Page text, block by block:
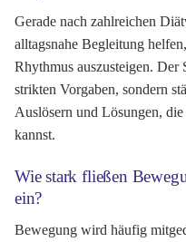
Gerade nach zahlreichen
alltagsnahe Begleitung
Rhythmus auszusteigen.
strikten Vorgaben, sondern
Auslösern und Lösungen,
kannst.
Wie stark fließen
ein?
Bewegung wird häufig